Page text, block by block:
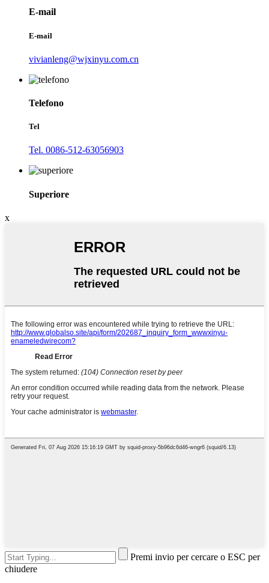
E-mail
E-mail
vivianleng@wjxinyu.com.cn
Telefono
Tel
Tel. 0086-512-63056903
Superiore
x
Premi invio per cercare o ESC per
chiudere